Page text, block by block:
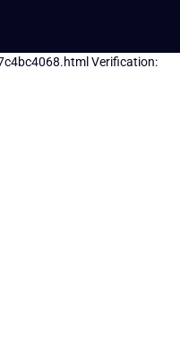
Verification: